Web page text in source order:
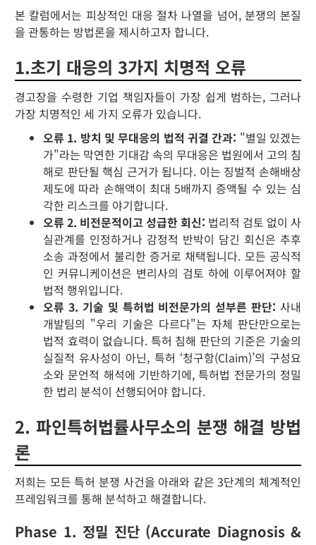
본 칼럼에서는 피상적인 대응 절차 나열을 넘어, 분쟁의 본질
을 관통하는 방법론을 제시하고자 합니다.
1.초기 대응의 3가지 치명적 오류
경고장을 수령한 기업 책임자들이 가장 쉽게 범하는, 그러나
가장 치명적인 세 가지 오류가 있습니다.
오류 1. 방치 및 무대응의 법적 귀결 간과: "별일 있겠는
가"라는 막연한 기대감 속의 무대응은 법원에서 고의 침
해로 판단될 핵심 근거가 됩니다. 이는 징벌적 손해배상
제도에 따라 손해액이 최대 5배까지 증액될 수 있는 심
각한 리스크를 야기합니다.
오류 2. 비전문적이고 성급한 회신: 법리적 검토 없이 사
실관계를 인정하거나 감정적 반박이 담긴 회신은 추후
소송 과정에서 불리한 증거로 채택됩니다. 모든 공식적
인 커뮤니케이션은 변리사의 검토 하에 이루어져야 할
법적 행위입니다.
오류 3. 기술 및 특허법 비전문가의 섣부른 판단: 사내
개발팀의 "우리 기술은 다르다"는 자체 판단만으로는
법적 효력이 없습니다. 특허 침해 판단의 기준은 기술의
실질적 유사성이 아닌, 특허 ‘청구항(Claim)’의 구성요
소와 문언적 해석에 기반하기에, 특허법 전문가의 정밀
한 법리 분석이 선행되어야 합니다.
2. 파인특허법률사무소의 분쟁 해결 방법
론
저희는 모든 특허 분쟁 사건을 아래와 같은 3단계의 체계적인
프레임워크를 통해 분석하고 해결합니다.
Phase 1. 정밀 진단 (Accurate Diagnosis &